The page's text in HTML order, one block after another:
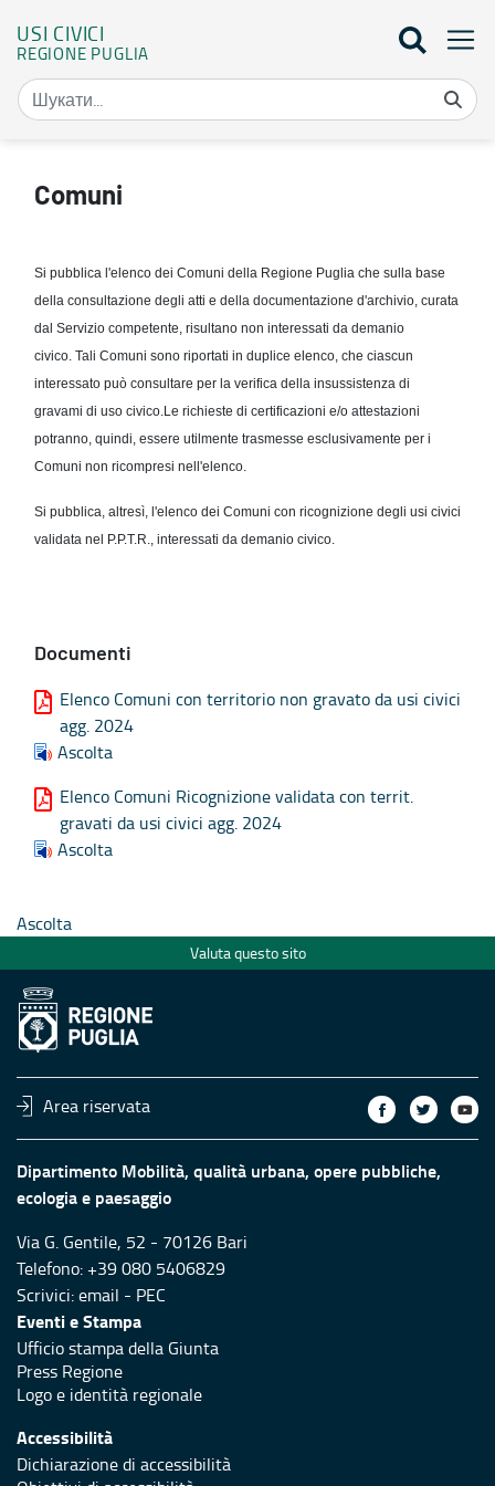
USI CIVICI
REGIONE PUGLIA
Comuni
Si pubblica l'elenco dei Comuni della Regione Puglia che sulla base
della consultazione degli atti e della documentazione d'archivio, curata
dal Servizio competente, risultano non interessati da demanio
civico. Tali Comuni sono riportati in duplice elenco, che ciascun
interessato può consultare per la verifica della insussistenza di
gravami di uso civico. Le richieste di certificazioni e/o attestazioni
potranno, quindi, essere utilmente trasmesse esclusivamente per i
Comuni non ricompresi nell'elenco.
Si pubblica, altresì, l'elenco dei Comuni con ricognizione degli usi civici
validata nel P.P.T.R., interessati da demanio civico.
Documenti
Elenco Comuni con territorio non gravato da usi civici
agg. 2024
Ascolta
Elenco Comuni Ricognizione validata con territ.
gravati da usi civici agg. 2024
Ascolta
Ascolta
Valuta questo sito
Area riservata
Dipartimento Mobilità, qualità urbana, opere pubbliche,
ecologia e paesaggio
Via G. Gentile, 52 - 70126 Bari
Telefono: +39 080 5406829
Scrivici:email - PEC
Eventi e Stampa
Ufficio stampa della Giunta
Press Regione
Logo e identità regionale
Accessibilità
Dichiarazione di accessibilità